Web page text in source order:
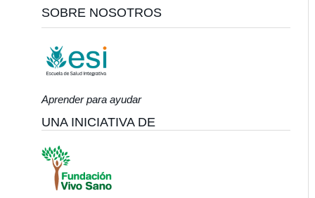
SOBRE NOSOTROS
Aprender para ayudar
UNA INICIATIVA DE